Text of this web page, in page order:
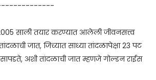
2005 साली तयार करण्यात आलेली जीवनसत्त्व
जात, जिच्यात साध्या तांदळापेक्षा 23 पट
अशी तांदळाची जात म्हणजे गोल्डन राईस